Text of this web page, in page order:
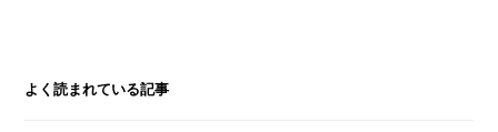
よく読まれている記事